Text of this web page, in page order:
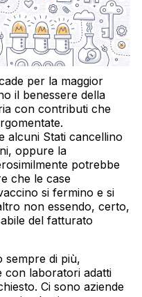
per la maggior
il benessere della
con contributi che
alcuni Stati cancellino
oppure la
potrebbe
che le case
si fermino e si
non essendo, certo,
del fatturato
sempre di più,
con laboratori adatti
Ci sono aziende